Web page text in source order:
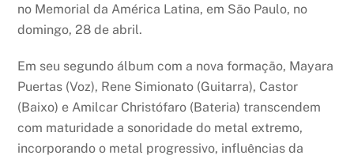
no Memorial da América Latina, em São Paulo, no
domingo, 28 de abril.
Em seu segundo álbum com a nova formação, Mayara
Puertas (Voz), Rene Simionato (Guitarra), Castor
(Baixo) e Amilcar Christófaro (Bateria) transcendem
com maturidade a sonoridade do metal extremo,
incorporando o metal progressivo, influências da